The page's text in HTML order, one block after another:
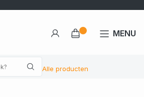
Alle producten
MENU